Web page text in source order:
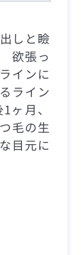
しと瞼
欲張っ
インに
ライン
ヶ月、
毛の生
目元に